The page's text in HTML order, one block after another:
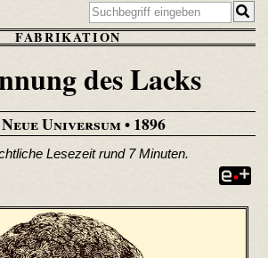
FABRIKATION
des Lacks
Universum• 1896
Lesezeit rund 7 Minuten.